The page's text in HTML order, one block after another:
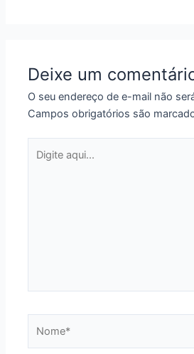
Deixe um
O seu endereço de e-mail não
Campos obrigatórios são
aqui...